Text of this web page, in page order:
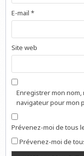
E-mail*
Site web
Enregistrer mon nom,
navigateur pour mon
Prévenez-moi de tous
Prévenez-moi de